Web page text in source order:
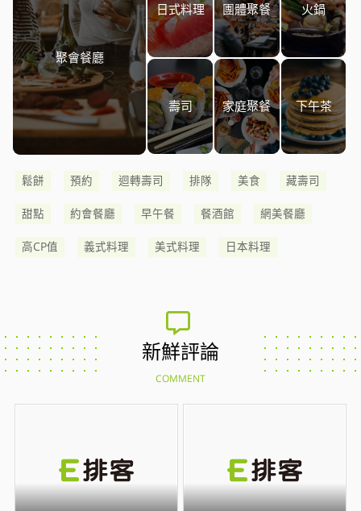
聚會餐廳
日式料理 團體聚餐 火鍋
壽司 家庭聚餐 下午茶
鬆餅 預約 迴轉壽司 排隊 美食 藏壽司
甜點 約會餐廳 早午餐 餐酒館 網美餐廳
高CP值 義式料理 美式料理 日本料理
新鮮評論
COMMENT